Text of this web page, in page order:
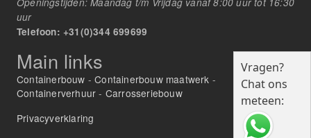
Vragen?
Chat ons
meteen:
uur
Telefoon: +31(0)344 699699
Main links
Containerbouw -Containerbouw maatwerk -
Containerverhuur - Carrosseriebouw
Privacyverklaring